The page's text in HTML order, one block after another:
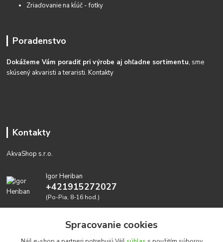
Zriaďovanie na kĺúč - fotky
Poradenstvo
Dokážeme Vám poradiť pri výrobe aj ohľadne sortimentu, sme
skúsený akvaristi a teraristi.Kontakty
Kontakty
AkvaShop s.r.o.
Igor Heriban
+421915272027
(Po-Pia, 8-16 hod.)
Spracovanie cookies